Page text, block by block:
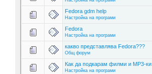
Fedora gdm help
Настройка на програми
Fedora
Настройка на програми
какво представлява Fedora???
Общ форум
Как да подкарам филми и MP3-
Настройка на програми